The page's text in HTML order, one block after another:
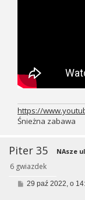
https://
Śnieżna zabawa
Piter 35
6 gwiazdek
NAsze
P29 paź 2022, o